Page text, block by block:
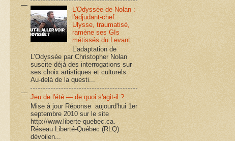
L'Odyssée de Nolan :
l'adjudant-chef
Ulysse, traumatisé,
ramène ses GIs
métissés du Levant
L’adaptation de
L’Odyssée par Christopher Nolan
suscite déjà des interrogations sur
ses choix artistiques et culturels.
Au-delà de la questi...
Jeu de l'été — de quoi s'agit-il ?
Mise à jour Réponse aujourd'hui 1er
septembre 2010 sur le site
http://www.liberte-quebec.ca.
Réseau Liberté-Québec (RLQ)
dévoilen...